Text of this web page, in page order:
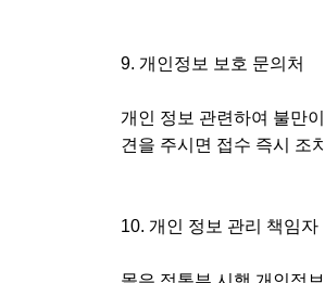
9. 개인정보 보호 문의처
개인 정보 관련하여 불만
견을 주시면 접수 즉시 조
10. 개인 정보 관리 책임자